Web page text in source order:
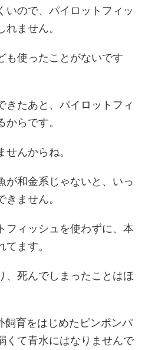
いので、パイロットフィッ
ません。
も使ったことがないです
きたあと、パイロットフィ
らです。
んからね。
が和金系じゃないと、いっ
ません。
フィッシュを使わずに、本
ます。
、死んでしまったことはほ
飼育をはじめたピンポンパ
くて青水にはなりませんで